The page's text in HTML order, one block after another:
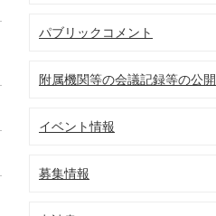
パブリックコメント
附属機関等の会議記録等の公開
イベント情報
募集情報